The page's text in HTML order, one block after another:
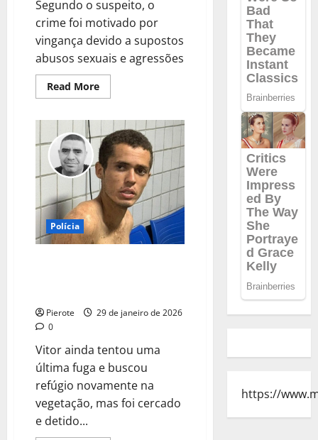
Segundo o suspeito, o
crime foi motivado por
vingança devido a supostos
abusos sexuais e agressões
Read MoreRead
more
alega
que
matou
o
pai
a
facadas
por
ter
sido
abusado
sexualmente
Polícia
Pierote
29 de janeiro de 2026
0
Vitor ainda tentou uma
última fuga e buscou
refúgio novamente na
vegetação, mas foi cercado
e detido...
https://